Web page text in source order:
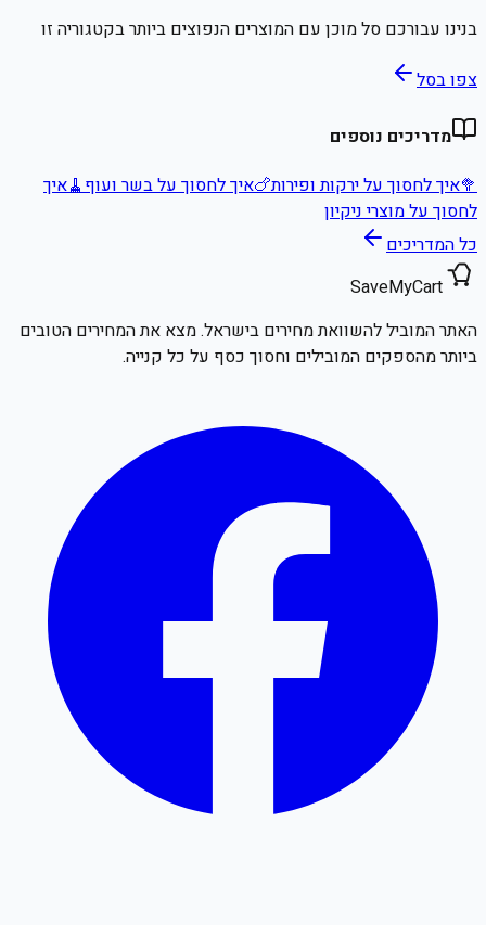
בנינו עבורכם סל מוכן עם המוצרים הנפוצים ביותר בקטגוריה זו
צפו בסל
מדריכים נוספים
🥦איך לחסוך על ירקות ופירות🍗איך לחסוך על בשר ועוף🧹איך
לחסוך על מוצרי ניקיון
כל המדריכים
SaveMyCart
האתר המוביל להשוואת מחירים בישראל. מצא את המחירים הטובים
ביותר מהספקים המובילים וחסוך כסף על כל קנייה.